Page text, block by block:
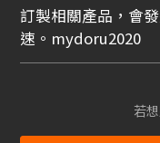
訂製相關產品，會
速。mydoru2020
若